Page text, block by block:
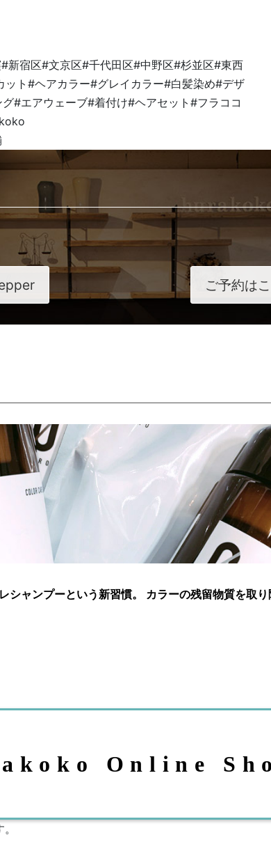
宿区#文京区#千代田区#中野区#杉並区#東西
ト#ヘアカラー#グレイカラー#白髪染め#デザ
#エアウェーブ#着付け#ヘアセット#フラココ
ご予約は
シャンプーという新習慣。 カラーの残留物質を取
Online